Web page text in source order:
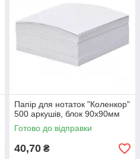
Папір для нотаток "Коленкор"
500 аркушів, блок 90х90мм
Готово до відправки
40,70 ₴